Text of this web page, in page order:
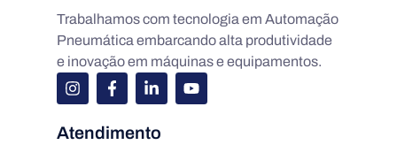
Trabalhamos com tecnologia em Automação
Pneumática embarcando alta produtividade
e inovação em máquinas e equipamentos.
Atendimento